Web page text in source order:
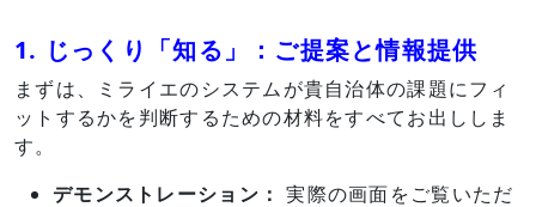
1. じっくり「知る」：ご提案と情報提供
まずは、ミライエのシステムが貴自治体の課題にフィ
ットするかを判断するための材料をすべてお出ししま
す。
デモンストレーション：実際の画面をご覧いただ